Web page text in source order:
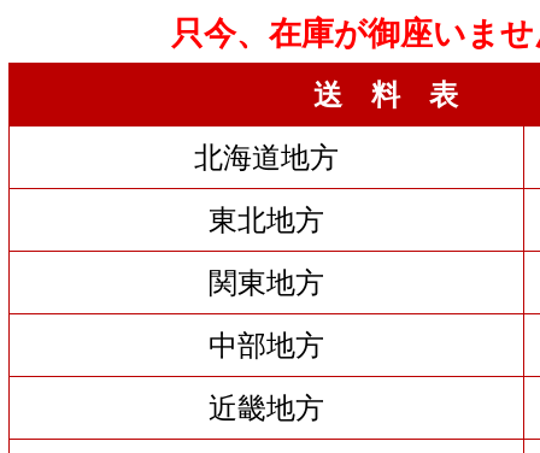
只今、在庫が御座いま
送 料 表
北海道地方
東北地方
関東地方
中部地方
近畿地方